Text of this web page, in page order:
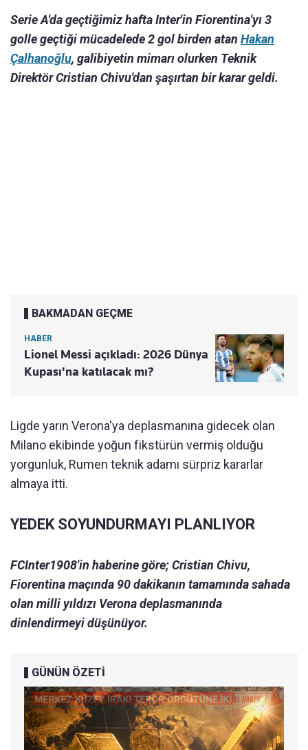
Serie A'da geçtiğimiz hafta Inter'in Fiorentina'yı 3
golle geçtiği mücadelede 2 gol birden atan Hakan
Çalhanoğlu, galibiyetin mimarı olurken Teknik
Direktör Cristian Chivu'dan şaşırtan bir karar geldi.
BAKMADAN GEÇME
HABER
Lionel Messi açıkladı: 2026 Dünya
Kupası'na katılacak mı?
Ligde yarın Verona'ya deplasmanına gidecek olan
Milano ekibinde yoğun fikstürün vermiş olduğu
yorgunluk, Rumen teknik adamı sürpriz kararlar
almaya itti.
YEDEK SOYUNDURMAYI PLANLIYOR
FCInter1908'in haberine göre; Cristian Chivu,
Fiorentina maçında 90 dakikanın tamamında sahada
olan milli yıldızı Verona deplasmanında
dinlendirmeyi düşünüyor.
GÜNÜN ÖZETİ